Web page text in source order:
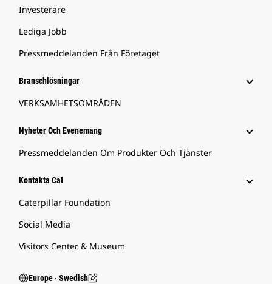
Investerare
Lediga Jobb
Pressmeddelanden Från Företaget
Branschlösningar
VERKSAMHETSOMRÅDEN
Nyheter Och Evenemang
Pressmeddelanden Om Produkter Och Tjänster
Kontakta Cat
Caterpillar Foundation
Social Media
Visitors Center & Museum
Europe ‧ Swedish